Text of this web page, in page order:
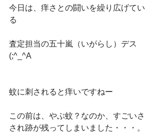
今日は、痒さとの闘いを繰り広げてい
る
査定担当の五十嵐（いがらし）デス
(;^_^A
蚊に刺されると痒いですねー
この前は、やぶ蚊？なのか、すごいさ
され跡が残ってしまいました・・・。